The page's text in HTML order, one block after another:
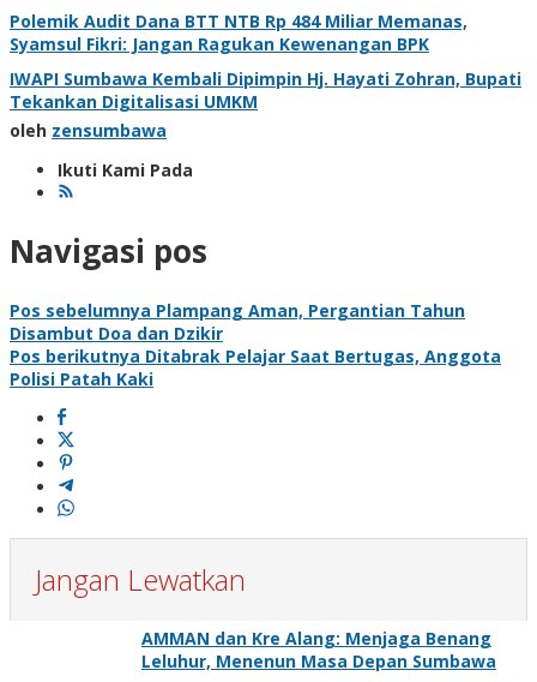
Polemik Audit Dana BTT NTB Rp 484 Miliar Memanas,
Syamsul Fikri: Jangan Ragukan Kewenangan BPK
IWAPI Sumbawa Kembali Dipimpin Hj. Hayati Zohran, Bupati
Tekankan Digitalisasi UMKM
oleh zensumbawa
Ikuti Kami Pada
Navigasi pos
Pos sebelumnya Plampang Aman, Pergantian Tahun
Disambut Doa dan Dzikir
Pos berikutnya Ditabrak Pelajar Saat Bertugas, Anggota
Polisi Patah Kaki
Jangan Lewatkan
AMMAN dan Kre Alang: Menjaga Benang
Leluhur, Menenun Masa Depan Sumbawa